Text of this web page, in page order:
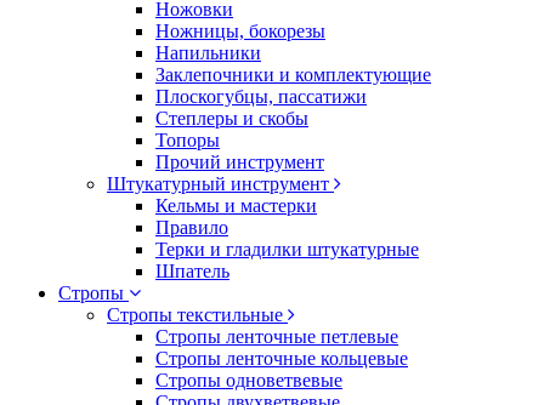
Ножовки
Ножницы, бокорезы
Напильники
Заклепочники и комплектующие
Плоскогубцы, пассатижи
Степлеры и скобы
Топоры
Прочий инструмент
Штукатурный инструмент
Кельмы и мастерки
Правило
Терки и гладилки штукатурные
Шпатель
Стропы
Стропы текстильные
Стропы ленточные петлевые
Стропы ленточные кольцевые
Стропы одноветвевые